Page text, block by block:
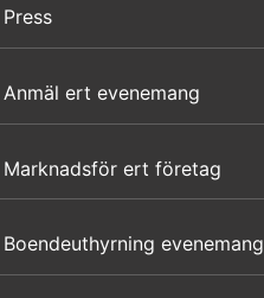
Press
Anmäl ert evenemang
Marknadsför ert företag
Boendeuthyrning evenemang